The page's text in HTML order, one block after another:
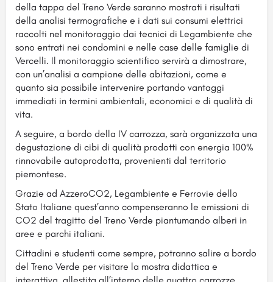
della tappa del Treno Verde saranno mostrati i risultati
della analisi termografiche e i dati sui consumi elettrici
raccolti nel monitoraggio dai tecnici di Legambiente che
sono entrati nei condomini e nelle case delle famiglie di
Vercelli. Il monitoraggio scientifico servirà a dimostrare,
con un’analisi a campione delle abitazioni, come e
quanto sia possibile intervenire portando vantaggi
immediati in termini ambientali, economici e di qualità di
vita.
A seguire, a bordo della IV carrozza, sarà organizzata una
degustazione di cibi di qualità prodotti con energia 100%
rinnovabile autoprodotta, provenienti dal territorio
piemontese.
Grazie ad AzzeroCO2, Legambiente e Ferrovie dello
Stato Italiane quest’anno compenseranno le emissioni di
CO2 del tragitto del Treno Verde piantumando alberi in
aree e parchi italiani.
Cittadini e studenti come sempre, potranno salire a bordo
del Treno Verde per visitare la mostra didattica e